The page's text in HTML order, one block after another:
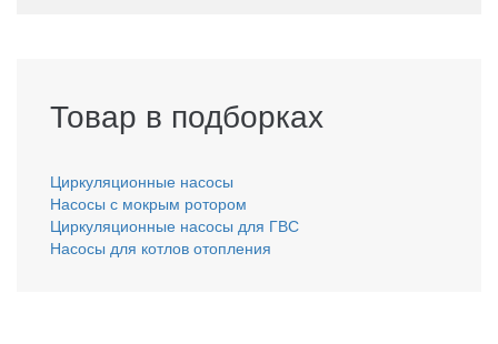
Товар в подборках
Циркуляционные насосы
Насосы с мокрым ротором
Циркуляционные насосы для ГВС
Насосы для котлов отопления